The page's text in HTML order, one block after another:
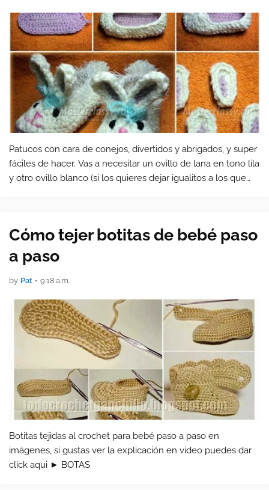
Patucos con cara de conejos, divertidos y abrigados, y super
fáciles de hacer. Vas a necesitar un ovillo de lana en tono lila
y otro ovillo blanco (si los quieres dejar igualitos a los que
Cómo tejer botitas de bebé paso
a paso
by Pat • 9:18 a.m.
Botitas tejidas al crochet para bebé paso a paso en
imágenes, si gustas ver la explicación en video puedes dar
click aqui ► BOTAS